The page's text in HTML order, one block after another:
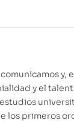
y,
y el
los primeros